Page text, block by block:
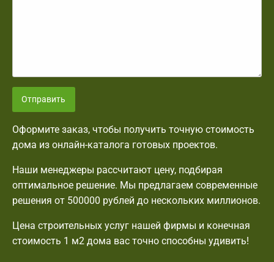
Отправить
Оформите заказ, чтобы получить точную стоимость
дома из онлайн-каталога готовых проектов.
Наши менеджеры рассчитают цену, подбирая
оптимальное решение. Мы предлагаем современные
решения от 500000 рублей до нескольких миллионов.
Цена строительных услуг нашей фирмы и конечная
стоимость 1 м2 дома вас точно способны удивить!